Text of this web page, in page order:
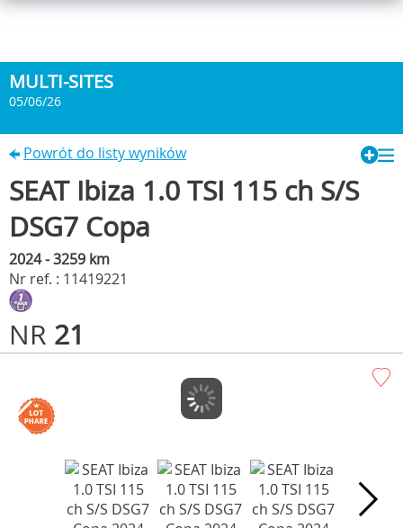
MULTI-SITES
05/06/26
Powrót do listy wyników
SEAT Ibiza 1.0 TSI 115 ch S/S
DSG7 Copa
2024 - 3259 km
Nr ref. : 11419221
NR 21